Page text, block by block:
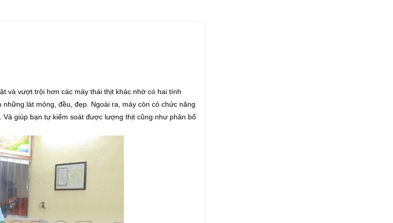
và vượt trội hơn các máy thái thịt khác nhờ có hai tính
lát mỏng, đều, đẹp. Ngoài ra, máy còn có chức năng
giúp bạn tự kiểm soát được lượng thịt cũng như phân bổ